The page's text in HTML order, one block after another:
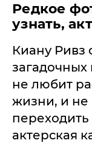
Редкое
узнать,
Киану Ривз
загадочных
не любит
жизни, и не
актерская